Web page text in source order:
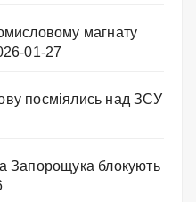
магнату
01-27
посміялись над ЗСУ
Запорощука блокують